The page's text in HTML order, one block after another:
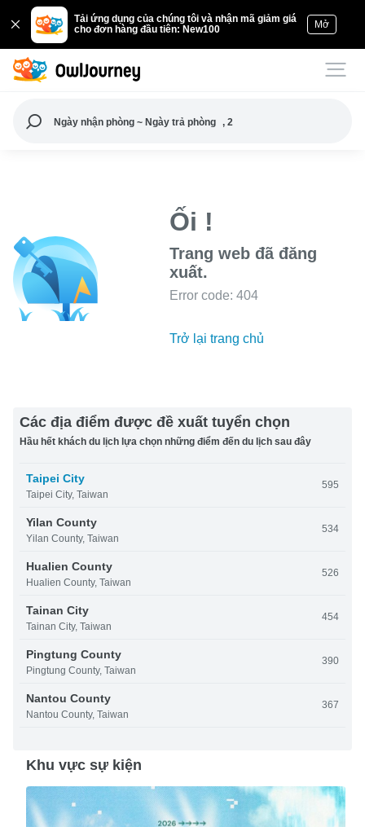
Tải ứng dụng của chúng tôi và nhận mã giảm giá
cho đơn hàng đầu tiên: New100
Mở
Ngày nhận phòng ~ Ngày trả phòng , 2
Ối !
Trang web đã đăng
xuất.
Error code: 404
Trở lại trang chủ
Các địa điểm được đề xuất tuyển chọn
Hầu hết khách du lịch lựa chọn những điểm đến du lịch sau đây
Taipei City
Taipei City, Taiwan
595
Yilan County
Yilan County, Taiwan
534
Hualien County
Hualien County, Taiwan
526
Tainan City
Tainan City, Taiwan
454
Pingtung County
Pingtung County, Taiwan
390
Nantou County
Nantou County, Taiwan
367
Khu vực sự kiện